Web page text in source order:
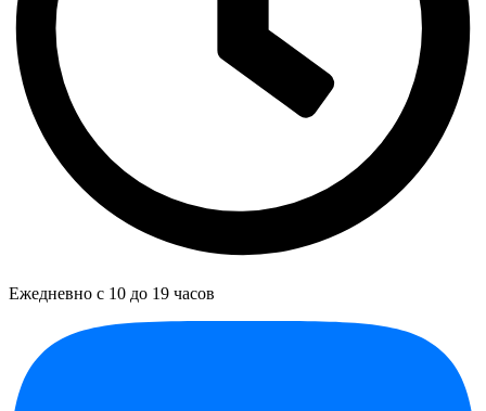
Ежедневно с 10 до 19 часов